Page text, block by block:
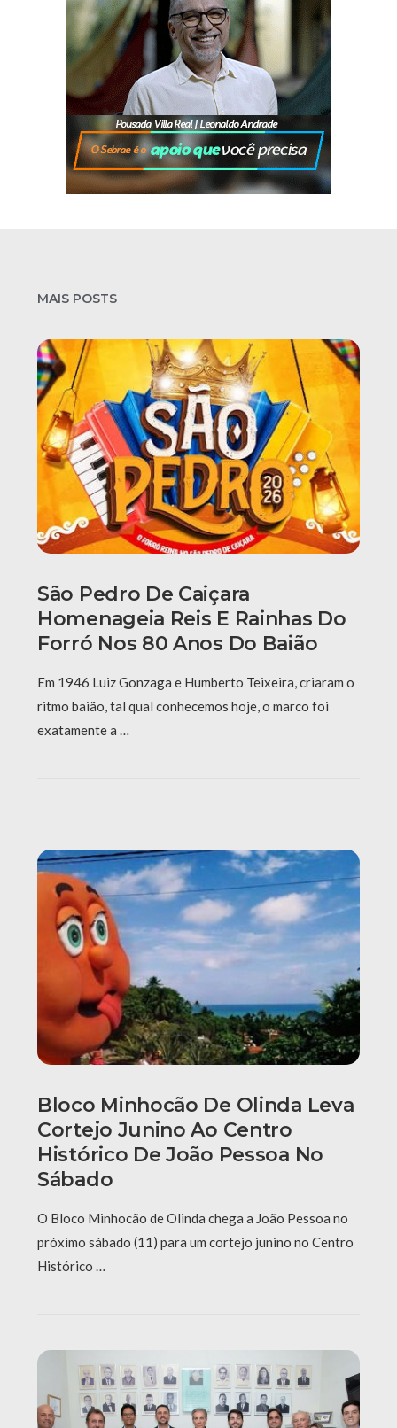
MAIS POSTS
São Pedro De Caiçara
Homenageia Reis E Rainhas Do
Forró Nos 80 Anos Do Baião
Em 1946 Luiz Gonzaga e Humberto Teixeira, criaram o
ritmo baião, tal qual conhecemos hoje, o marco foi
exatamente a …
Bloco Minhocão De Olinda Leva
Cortejo Junino Ao Centro
Histórico De João Pessoa No
Sábado
O Bloco Minhocão de Olinda chega a João Pessoa no
próximo sábado (11) para um cortejo junino no Centro
Histórico …